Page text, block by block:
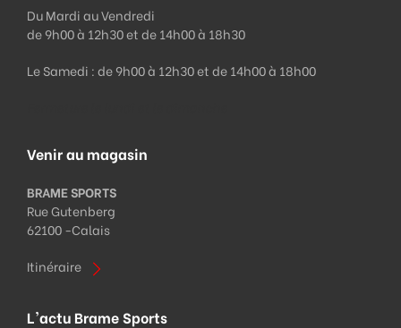
Du Mardi au Vendredi
de 9h00 à 12h30 et de 14h00 à 18h30
Le Samedi : de 9h00 à 12h30 et de 14h00 à 18h00
Venir au magasin
BRAME SPORTS
Rue Gutenberg
62100 -Calais
Itinéraire
L'actu Brame Sports